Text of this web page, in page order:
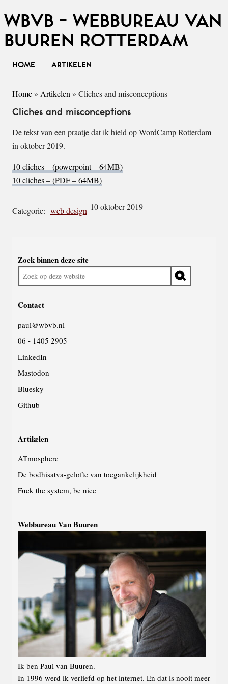
WBVB - WEBBUREAU VAN
BUUREN ROTTERDAM
HOME ARTIKELEN
Home » Artikelen » Cliches and misconceptions
Cliches and misconceptions
De tekst van een praatje dat ik hield op WordCamp Rotterdam
in oktober 2019.
10 cliches – (powerpoint – 64MB)
10 cliches – (PDF – 64MB)
Categorie: web design 10 oktober 2019
algemeen
Zoek binnen deze site
Zoek
op
website
Contact
paul@wbvb.nl
06 - 1405 2905
LinkedIn
Mastodon
Bluesky
Github
Artikelen
ATmosphere
De bodhisatva-gelofte van toegankelijkheid
Fuck the system, be nice
Webbureau Van Buuren
Ik ben Paul van Buuren.
In 1996 werd ik verliefd op het internet. En dat is nooit meer